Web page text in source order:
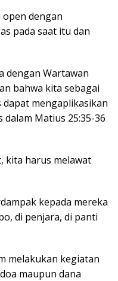
open dengan
pada saat itu dan
dengan Wartawan
bahwa kita sebagai
dapat mengaplikasikan
Matius 25:35-36
kita harus melawat
kepada mereka
di penjara, di panti
melakukan kegiatan
maupun dana